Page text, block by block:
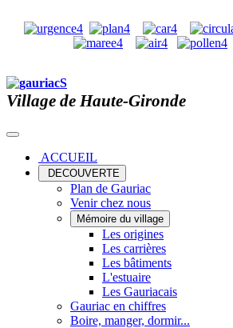
Village de Haute-Gironde
ACCUEIL
DECOUVERTE
Plan de Gauriac
Venir chez nous
Mémoire du village
Les origines
Les carrières
Les bâtiments
L'estuaire
Les Gauriacais
Gauriac en chiffres
Boire, manger, dormir...